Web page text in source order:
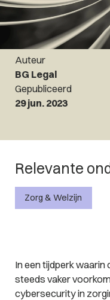
Auteur
BG Legal
Gepubliceerd
29 jun. 2023
Relevante
Zorg & Welzijn
In een tijdperk
steeds vaker
cybersecurity in